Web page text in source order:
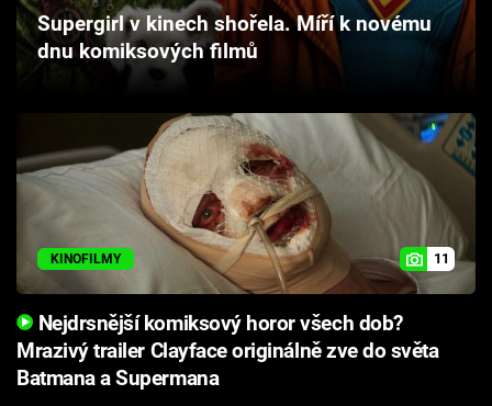
Pořady
TV Program
Sledujte prima+
Přihlášení
Sledujte nás
Supergirl v kinech shořela. Míří k novému
dnu komiksových filmů
KINOFILMY 11
Nejdrsnější komiksový horor všech dob?
Mrazivý trailer Clayface originálně zve do světa
Batmana a Supermana